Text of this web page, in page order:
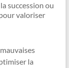
succession ou
valoriser
la